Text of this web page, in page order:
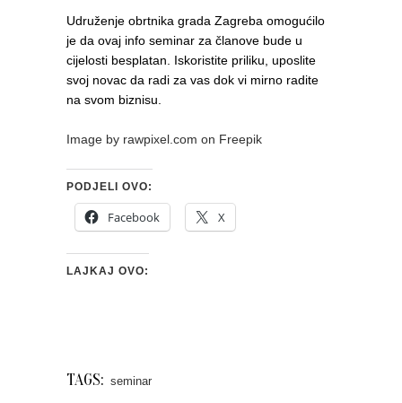
Udruženje obrtnika grada Zagreba omogućilo
je da ovaj info seminar za članove bude u
cijelosti besplatan. Iskoristite priliku, uposlite
svoj novac da radi za vas dok vi mirno radite
na svom biznisu.
Image by rawpixel.com on Freepik
PODJELI OVO:
Facebook X
LAJKAJ OVO:
TAGS: seminar